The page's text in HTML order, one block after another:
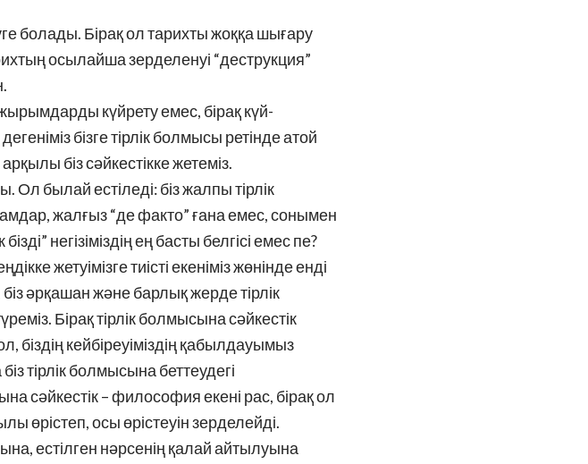
болады. Бірақ ол тарихты жоққа шығару
осылайша зерделенуі “деструкция”
күйрету емес, бірақ күй-
бізге тірлік болмысы ретінде атой
біз сәйкестікке жетеміз.
былай естіледі: біз жалпы тірлік
жалғыз “де факто” ғана емес, сонымен
негізіміздің ең басты белгісі емес пе?
жетуімізге тиісті екеніміз жөнінде енді
әрқашан және барлық жерде тірлік
Бірақ тірлік болмысына сәйкестік
біздің кейбіреуіміздің қабылдауымыз
тірлік болмысына беттеудегі
сәйкестік – философия екені рас, бірақ ол
өрістеп, осы өрістеуін зерделейді.
естілген нәрсенің қалай айтылуына